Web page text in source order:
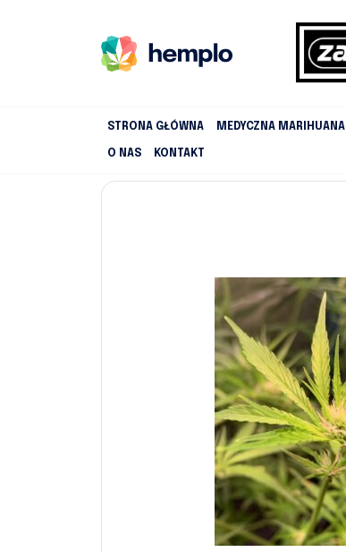
STRONA GŁÓWNA MEDYCZNA MARIHUANA
O NAS KONTAKT